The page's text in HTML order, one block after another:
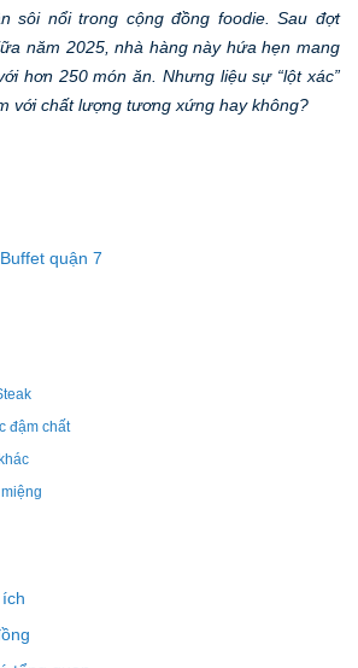
sôi nổi trong cộng đồng foodie. Sau đợt
năm 2025, nhà hàng này hứa hẹn mang
hơn 250 món ăn. Nhưng liệu sự “lột xác”
với chất lượng tương xứng hay không?
quận 7
đậm chất